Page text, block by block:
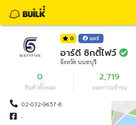
0 แชร์
อาร์ดี ซิกตี้ไฟว์
จังหวัด นนทบุรี
0
สินค้าทั้งหมด
2,719
ยอดการเข้าชม
02-032-9657-8
-